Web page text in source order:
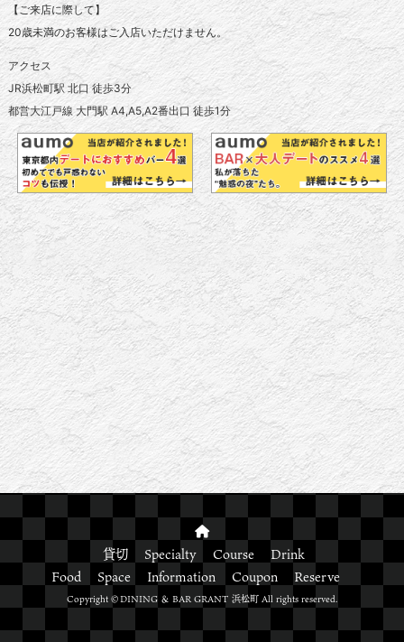
【ご来店に際して】
20歳未満のお客様はご入店いただけません。
アクセス
JR浜松町駅 北口 徒歩3分
都営大江戸線 大門駅 A4,A5,A2番出口 徒歩1分
貸切 Specialty Course
Drink
Food
Space Information Coupon Reserve
Copyright ©DINING ＆ BAR GRANT 浜松町 All rights reserved.